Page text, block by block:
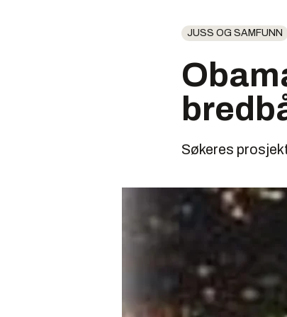
JUSS OG SAMFUNN
Søkeres